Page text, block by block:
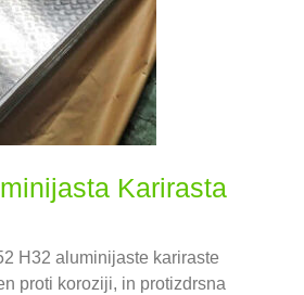
Karirasta
H32 aluminijaste kariraste
proti koroziji, in protizdrsna